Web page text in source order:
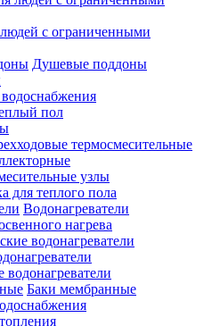
с ограниченными
Душевые поддоны
пол
термосмесительные
узлы
для теплого пола
Водонагреватели
нагрева
водонагреватели
Баки мембранные